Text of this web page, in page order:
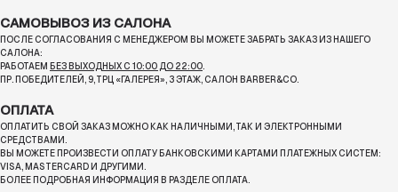
САМОВЫВОЗ ИЗ САЛОНА
ПОСЛЕ СОГЛАСОВАНИЯ С МЕНЕДЖЕРОМ ВЫ МОЖЕТЕ ЗАБРАТЬ ЗАКАЗ ИЗ НАШЕГО
САЛОНА:
РАБОТАЕМ БЕЗ ВЫХОДНЫХ С 10:00 ДО 22:00.
ПР. ПОБЕДИТЕЛЕЙ, 9, ТРЦ «ГАЛЕРЕЯ», 3 ЭТАЖ, САЛОН BARBER&CO.
ОПЛАТА
ОПЛАТИТЬ СВОЙ ЗАКАЗ МОЖНО КАК НАЛИЧНЫМИ, ТАК И ЭЛЕКТРОННЫМИ
СРЕДСТВАМИ.
ВЫ МОЖЕТЕ ПРОИЗВЕСТИ ОПЛАТУ БАНКОВСКИМИ КАРТАМИ ПЛАТЕЖНЫХ СИСТЕМ:
VISA, MASTERCARD И ДРУГИМИ.
БОЛЕЕ ПОДРОБНАЯ ИНФОРМАЦИЯ В РАЗДЕЛЕ ОПЛАТА.